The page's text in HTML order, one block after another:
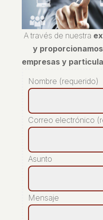
A través de nuestra
y
empresas y
Nombre (requerido)
Correo electrónico
Asunto
Mensaje